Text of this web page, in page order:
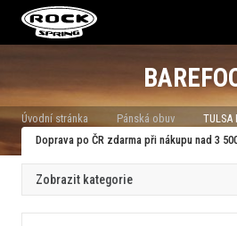
Úvodní stránka Pánská obuv
TULSA
Doprava po ČR zdarma při nákupu nad 3
Zobrazit kategorie